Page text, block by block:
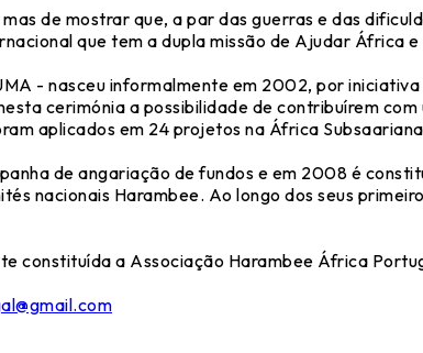
de mostrar que, a par das guerras e das
que tem a dupla missão de Ajudar África
- nasceu informalmente em 2002, por
cerimónia a possibilidade de contribuírem
aplicados em 24 projetos na África
de angariação de fundos e em 2008 é
nacionais Harambee. Ao longo dos seus
constituída a Associação Harambee África